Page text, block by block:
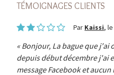
TÉMOIGNAGES CLIENTS
Par Kaissi,
Bonjour, La bague que j'ai
depuis début décembre j'ai
message Facebook et